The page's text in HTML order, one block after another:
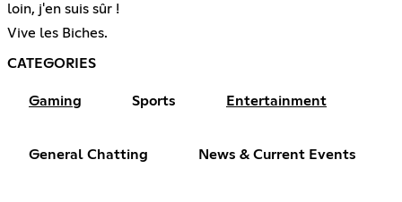
loin, j'en suis sûr !
Vive les Biches.
CATEGORIES
Gaming Sports Entertainment
General Chatting News & Current Events